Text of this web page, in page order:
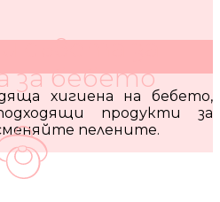
съвета за
за бебето
хигиена на бебето,
продукти за
пелените.